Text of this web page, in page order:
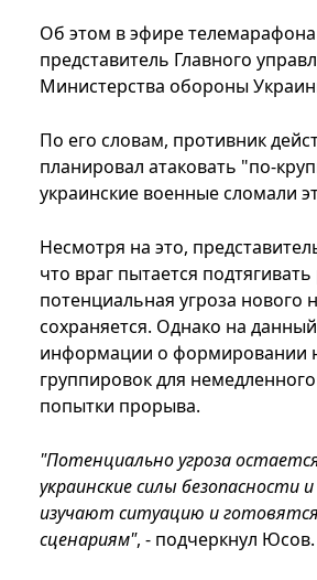
Об этом в эфире телемарафона
представитель Главного
Министерства обороны
По его словам, противник
планировал атаковать "по-
украинские военные сломали
Несмотря на это,
что враг пытается
потенциальная угроза нового
сохраняется. Однако на
информации о формировании
группировок для
попытки прорыва.
"Потенциально угроза
украинские силы безопасности
изучают ситуацию и
сценариям", - подчеркнул Юсов.